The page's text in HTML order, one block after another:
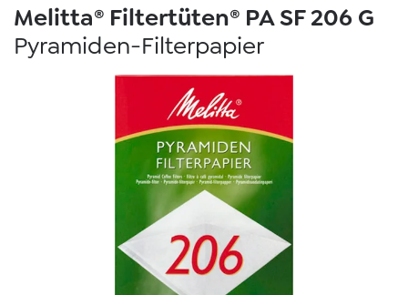
Melitta® Filtertüten® PA SF 206 G
Pyramiden-Filterpapier
Skip image gallery